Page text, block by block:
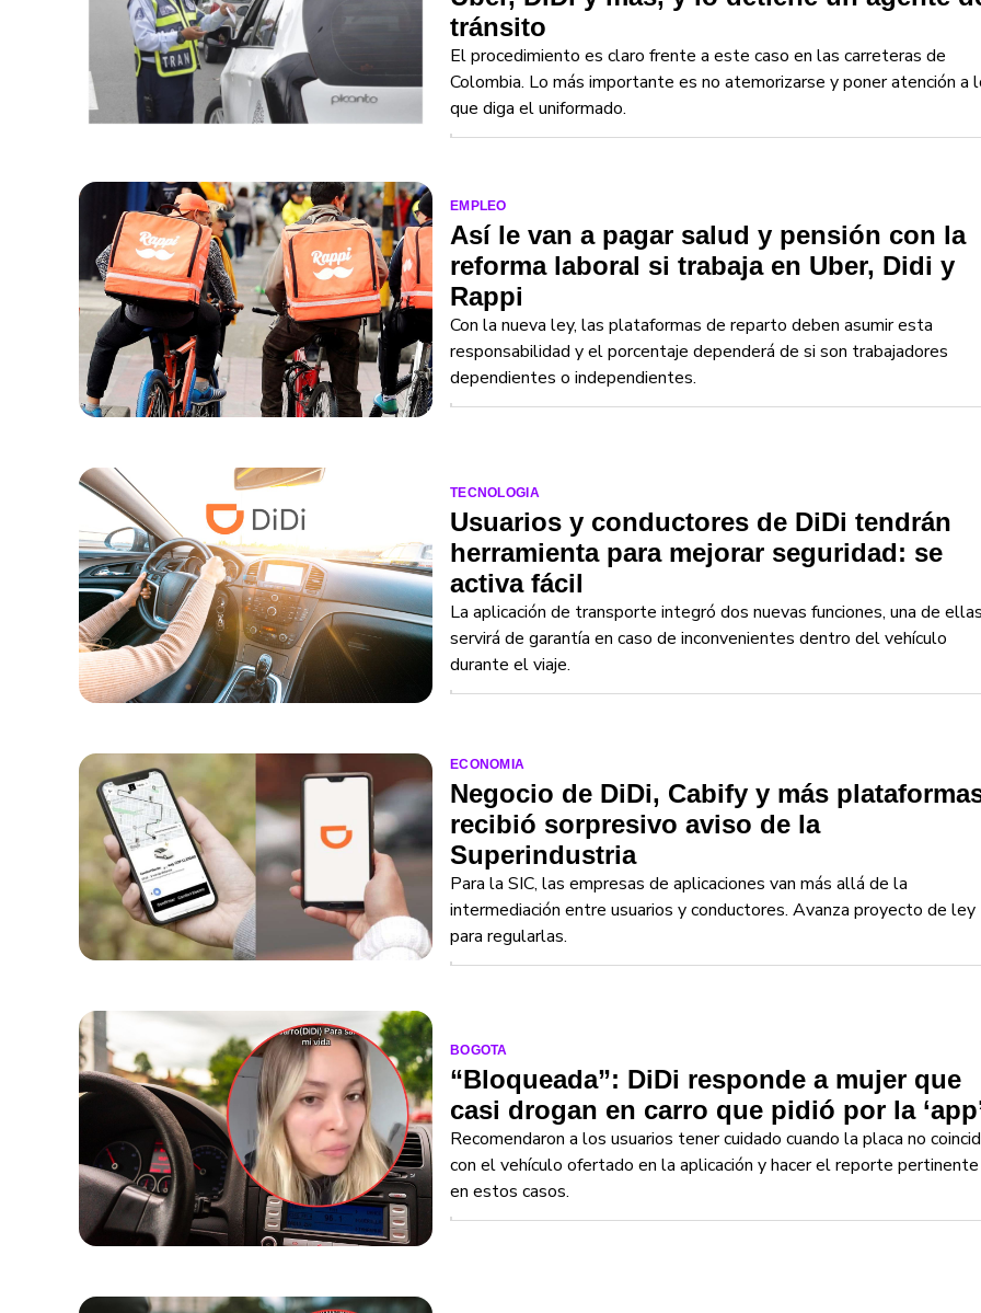
tránsito
El procedimiento es claro frente a este caso en las carreteras de
Colombia. Lo más importante es no atemorizarse y poner atención a
que diga el uniformado.
EMPLEO
Así le van a pagar salud y pensión con la
reforma laboral si trabaja en Uber, Didi y
Rappi
Con la nueva ley, las plataformas de reparto deben asumir esta
responsabilidad y el porcentaje dependerá de si son trabajadores
dependientes o independientes.
TECNOLOGIA
Usuarios y conductores de DiDi tendrán
herramienta para mejorar seguridad: se
activa fácil
La aplicación de transporte integró dos nuevas funciones, una de
servirá de garantía en caso de inconvenientes dentro del vehículo
durante el viaje.
ECONOMIA
Negocio de DiDi, Cabify y más
recibió sorpresivo aviso de la
Superindustria
Para la SIC, las empresas de aplicaciones van más allá de la
intermediación entre usuarios y conductores. Avanza proyecto de ley
para regularlas.
BOGOTA
“Bloqueada”: DiDi responde a mujer que
casi drogan en carro que pidió por la
Recomendaron a los usuarios tener cuidado cuando la placa no
con el vehículo ofertado en la aplicación y hacer el reporte pertinente
en estos casos.